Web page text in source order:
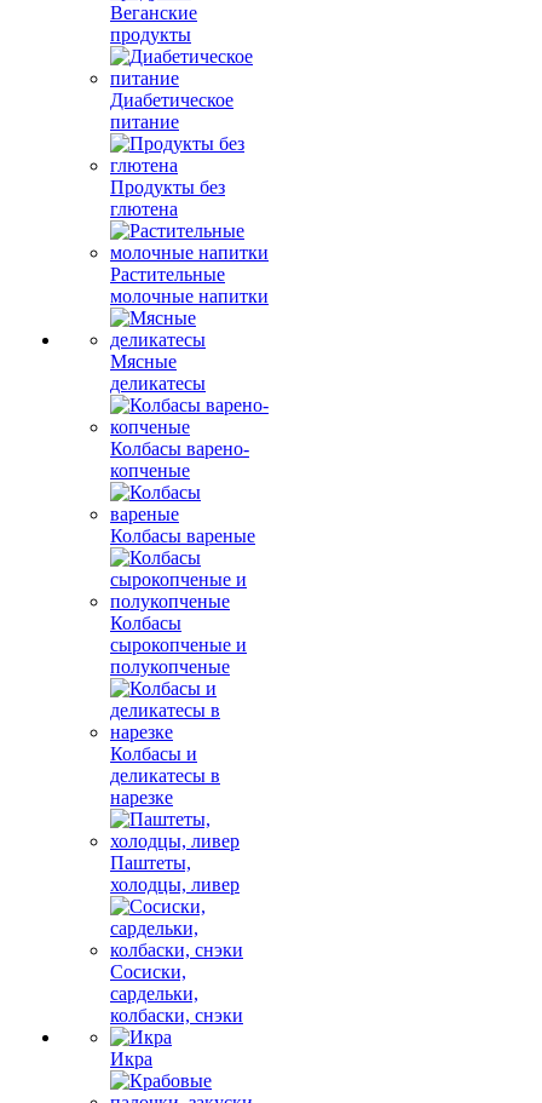
Веганские
продукты
Диабетическое
питание
Продукты без
глютена
Растительные
молочные напитки
Мясные
деликатесы
Колбасы варено-
копченые
Колбасы вареные
Колбасы
сырокопченые и
полукопченые
Колбасы и
деликатесы в
нарезке
Паштеты,
холодцы, ливер
Сосиски,
сардельки,
колбаски, снэки
Икра